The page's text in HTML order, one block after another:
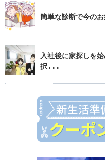
簡単な診断で今の
入社後に家探しを
択...